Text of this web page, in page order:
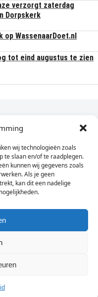
wij technologieën zoals
te slaan en/of te raadplegen.
kunnen wij gegevens zoals
Als je geen
kan dit een nadelige
verzorgt zaterdag
Dorpskerk
op WassenaarDoet.nl
tot eind augustus te zien
in je e-mail?